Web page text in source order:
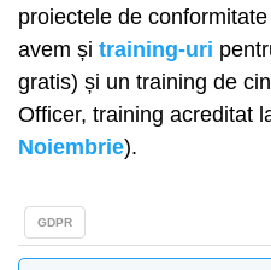
proiectele de
avem și training-uri
gratis) și un training de
Officer, training acreditat
Noiembrie).
GDPR